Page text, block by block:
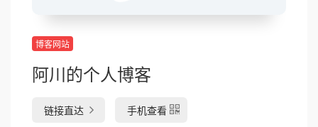
博客网站
阿川的个人博客
链接直达 手机查看